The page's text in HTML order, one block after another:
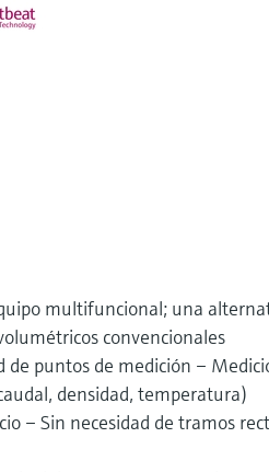
multifuncional; una
convencionales
de puntos de medición –
densidad, temperatura)
– Sin necesidad de tramos